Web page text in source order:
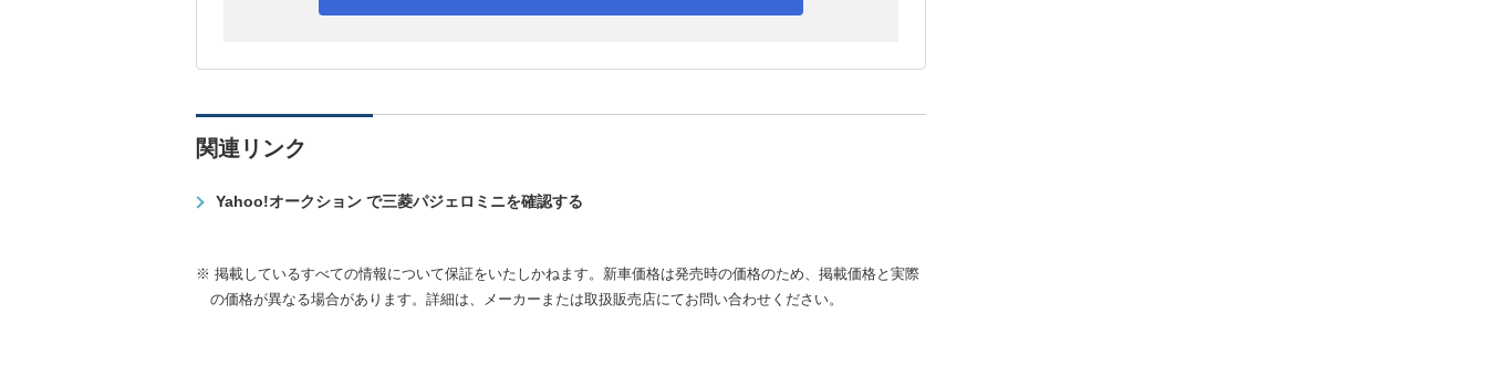
関連リンク
Yahoo!オークション で三菱パジェロミニを確認する
※ 掲載しているすべての情報について保証をいたしかねます。新車価格は発売時の価格のため、掲載価格と実際
の価格が異なる場合があります。詳細は、メーカーまたは取扱販売店にてお問い合わせください。